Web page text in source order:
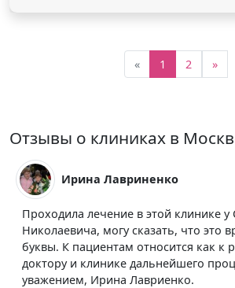
« 1 2 »
Отзывы о клиниках в
Ирина Лавриненко
Проходила лечение в этой клинике у
Николаевича, могу сказать, что это
буквы. К пациентам относится как
доктору и клинике дальнейшего
уважением, Ирина Лавриенко.